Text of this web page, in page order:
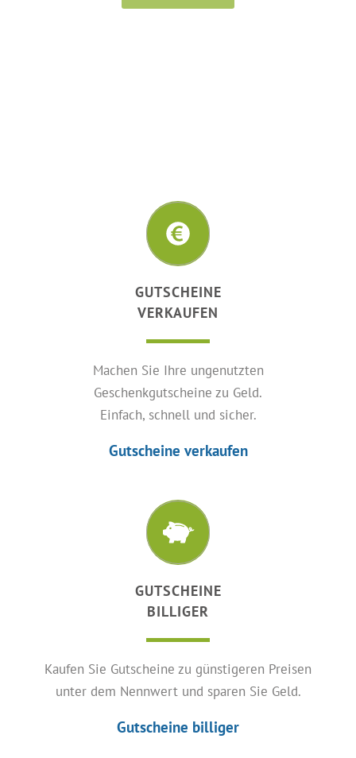
GUTSCHEINE
VERKAUFEN
Machen Sie Ihre ungenutzten
Geschenkgutscheine zu Geld.
Einfach, schnell und sicher.
Gutscheine verkaufen
GUTSCHEINE
BILLIGER
Kaufen Sie Gutscheine zu günstigeren Preisen
unter dem Nennwert und sparen Sie Geld.
Gutscheine billiger